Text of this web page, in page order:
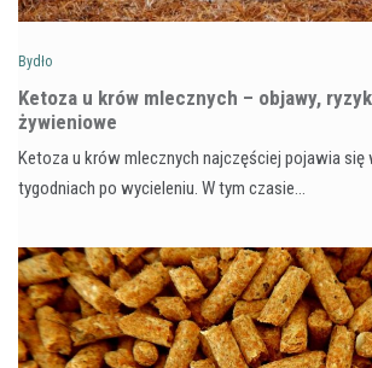
Bydło
Ketoza u krów mlecznych – objawy,
żywieniowe
Ketoza u krów mlecznych najczęściej pojawia się
tygodniach po wycieleniu. W tym czasie…